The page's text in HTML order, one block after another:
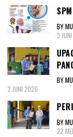
BY
3
BY
2 JUNI 2026
BY
22